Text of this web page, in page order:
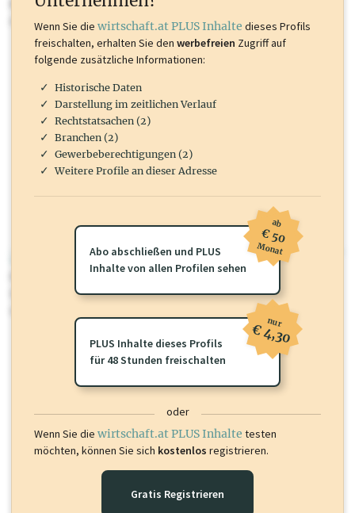
Marken, Patente, Rechtstatsachen, OTS-Aussendungen, und viele
mehr.
wirtschaft.at PLUS
Für dieses Profil gibt es zusätzlichewirtschaft.at PLUS Inhalte
Sie momentan nicht einsehen können. Schalten Sie dieses Profil frei
oder loggen Sie sich ein um diese Inhalte zu sehen.
Wenn Sie die wirtschaft.at PLUS Inhalte dieses Profils
freischalten, erhalten Sie den werbefreien Zugriff auf
folgende zusätzliche Informationen:
Historische Daten
Darstellung im zeitlichen Verlauf
Rechtstatsachen (2)
Branchen (2)
Gewerbeberechtigungen (2)
Weitere Profile an dieser Adresse
Abo abschließen und PLUS
Inhalte von allen Profilen sehen
ab
€ 50
Monat
PLUS Inhalte dieses Profils
für 48 Stunden freischalten
nur
€ 4,30
oder
Wenn Sie die wirtschaft.at PLUS Inhalte testen
möchten, können Sie sich kostenlos registrieren.
Gratis Registrieren